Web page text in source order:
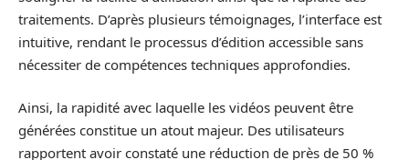
traitements. D’après plusieurs témoignages, l’interface est
intuitive, rendant le processus d’édition accessible sans
nécessiter de compétences techniques approfondies.
Ainsi, la rapidité avec laquelle les vidéos peuvent être
générées constitue un atout majeur. Des utilisateurs
rapportent avoir constaté une réduction de près de 50 %